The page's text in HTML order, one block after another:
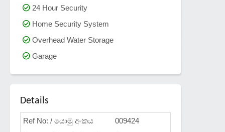
24 Hour Security
Home Security System
Overhead Water Storage
Garage
Details
Ref No: / යොමු අංකය
009424